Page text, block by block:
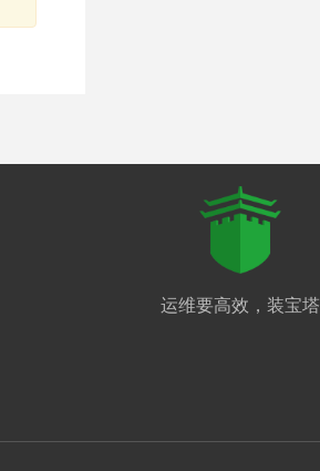
运维要高效，装宝塔